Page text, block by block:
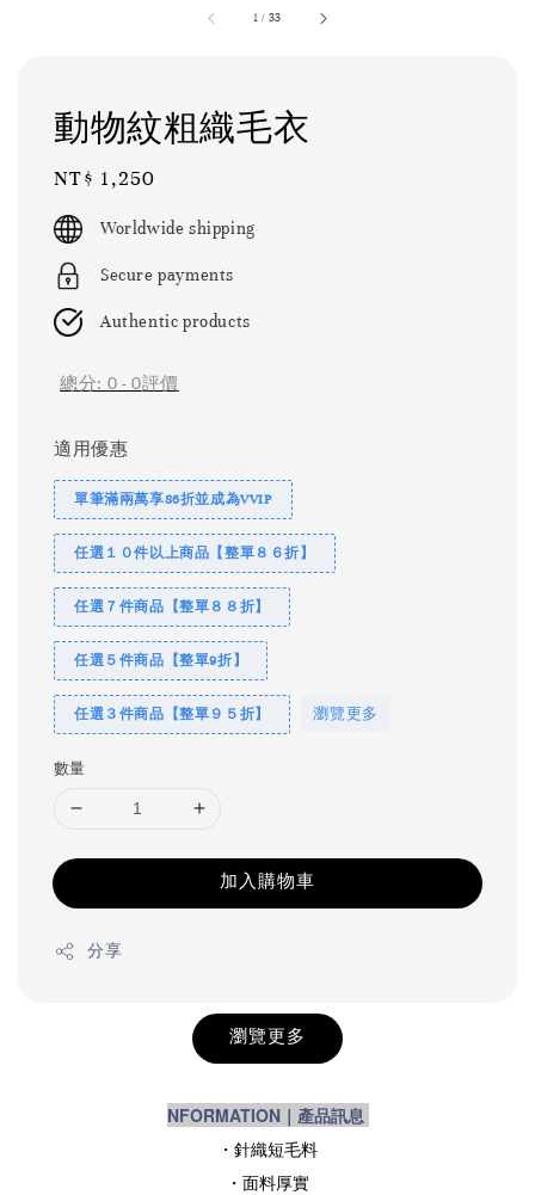
1 / 33
動物紋粗織毛衣
Regular
price
NT$ 1,250
Worldwide shipping
Secure payments
Authentic products
總分: 0 - 0評價
適用優惠
單筆滿兩萬享86折並成為VVIP
任選１０件以上商品【整單８６折】
任選７件商品【整單８８折】
任選５件商品【整單9折】
任選３件商品【整單９５折】 瀏覽更多
數量
加入購物車
分享
瀏覽更多
NFORMATION｜產品訊息
・針織短毛料
・面料厚實